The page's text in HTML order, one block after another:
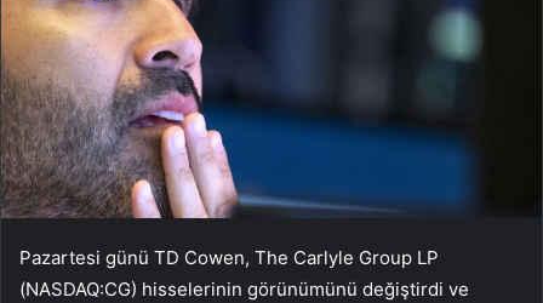
Pazartesi günü TD Cowen, The Carlyle Group LP
(NASDAQ:CG) hisselerinin görünümünü değiştirdi ve